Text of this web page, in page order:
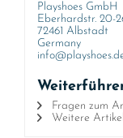
Playshoes GmbH
Eberhardstr. 20-
72461 Albstadt
Germany
Fragen zum
Weitere